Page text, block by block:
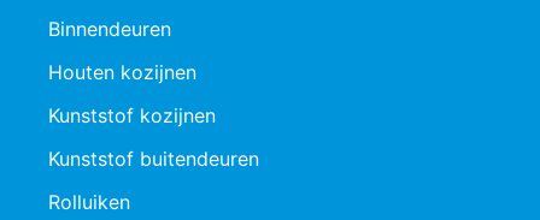
Binnendeuren
Houten kozijnen
Kunststof kozijnen
Kunststof buitendeuren
Rolluiken